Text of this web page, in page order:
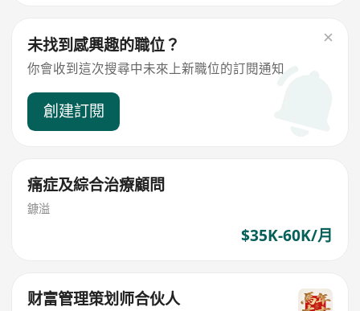
未找到感興趣的職位？
你會收到這次搜尋中未來上新職位的訂閱通知
創建訂閱
痛症及綜合治療顧問
鏮溢
$35K-60K/月
财富管理策划师合伙人